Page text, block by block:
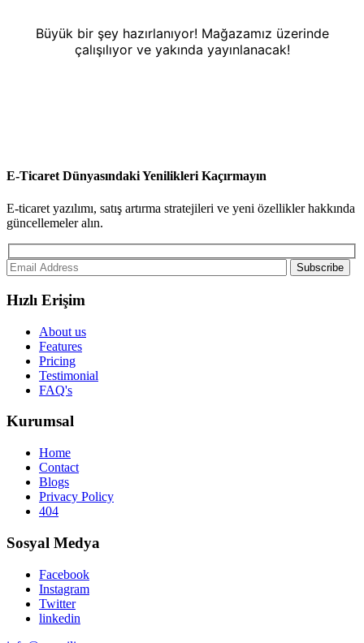
Büyük bir şey hazırlanıyor! Mağazamız üzerinde
çalışılıyor ve yakında yayınlanacak!
E-Ticaret Dünyasındaki Yenilikleri Kaçırmayın
E-ticaret yazılımı, satış artırma stratejileri ve yeni özellikler hakkında
güncellemeler alın.
Subscribe
Hızlı Erişim
About us
Features
Pricing
Testimonial
FAQ's
Kurumsal
Home
Contact
Blogs
Privacy Policy
404
Sosyal Medya
Facebook
Instagram
Twitter
linkedin